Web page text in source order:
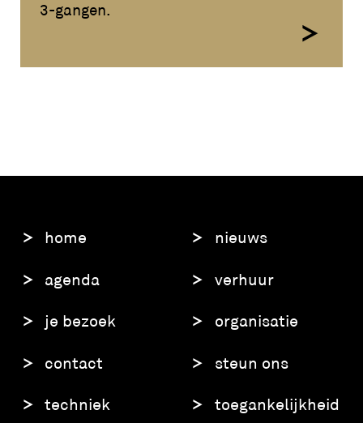
3-gangen.
home
agenda
je bezoek
contact
techniek
nieuws
verhuur
organisatie
steun ons
toegankelijkheid